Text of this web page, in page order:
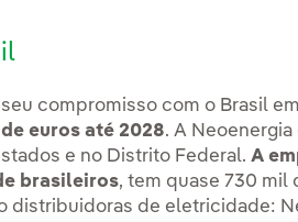
compromisso com o Brasil
euros até 2028. A
e no Distrito Federal.A
brasileiros, tem quase 730 mil
distribuidoras de eletricidade: